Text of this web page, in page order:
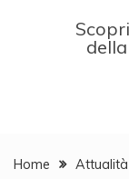
Home Attualità